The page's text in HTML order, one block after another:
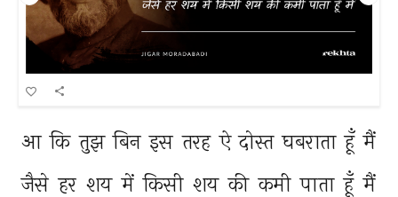
आ कि तुझ बिन इस तरह ऐ दोस्त घबराता हूँ मैं
जैसे हर शय में किसी शय की कमी पाता हूँ मैं